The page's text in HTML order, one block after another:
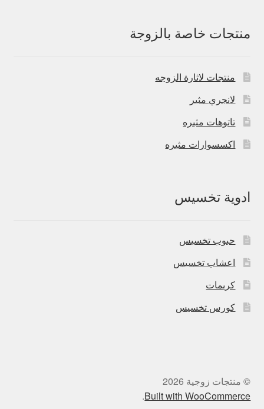
منتجات خاصة بالزوجة
منتجات لاثارة الزوجه
لانجري مثير
تاتوهات مثيره
اكسسوارات مثيره
ادوية تخسيس
حبوب تخسيس
اعشاب تخسيس
كريمات
كورس تخسيس
© منتجات زوجية 2026
Built with WooCommerce
.